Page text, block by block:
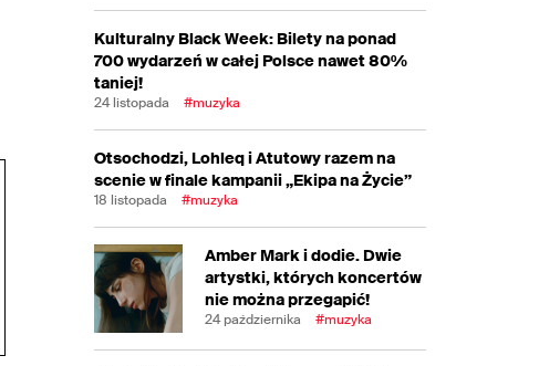
Kulturalny Black Week: Bilety na ponad
700 wydarzeń w całej Polsce nawet 80%
taniej!
24 listopada #muzyka
Otsochodzi, Lohleq i Atutowy razem na
scenie w finale kampanii „Ekipa na Życie”
18 listopada #muzyka
Amber Mark i dodie. Dwie
artystki, których koncertów
nie można przegapić!
24 października #muzyka